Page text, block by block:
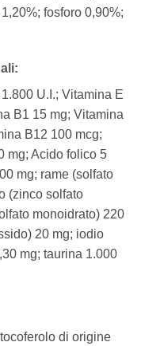
fosforo 0,90%;
U.I.; Vitamina E
B1 15 mg; Vitamina
B12 100 mcg;
mg; Acido folico 5
mg; rame (solfato
(zinco solfato
monoidrato) 220
20 mg; iodio
mg; taurina 1.000
di origine